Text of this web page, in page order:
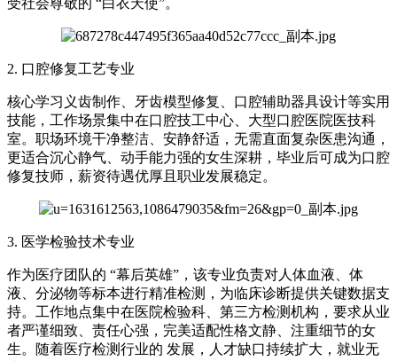
2. 口腔修复工艺专业
核心学习义齿制作、牙齿模型修复、口腔辅助器具设计等实用
技能，工作场景集中在口腔技工中心、大型口腔医院医技科
室。职场环境干净整洁、安静舒适，无需直面复杂医患沟通，
更适合沉心静气、动手能力强的女生深耕，毕业后可成为口腔
修复技师，薪资待遇优厚且职业发展稳定。
3. 医学检验技术专业
作为医疗团队的 “幕后英雄”，该专业负责对人体血液、体
液、分泌物等标本进行精准检测，为临床诊断提供关键数据支
持。工作地点集中在医院检验科、第三方检测机构，要求从业
者严谨细致、责任心强，完美适配性格文静、注重细节的女
生。随着医疗检测行业的 发展，人才缺口持续扩大，就业无